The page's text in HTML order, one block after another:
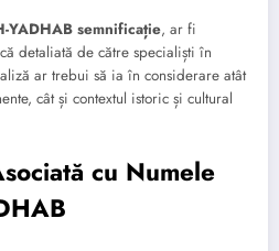
YADHAB semnificație, ar fi
detaliată de către specialiști în
ar trebui să ia în considerare atât
cât și contextul istoric și cultural
cu Numele